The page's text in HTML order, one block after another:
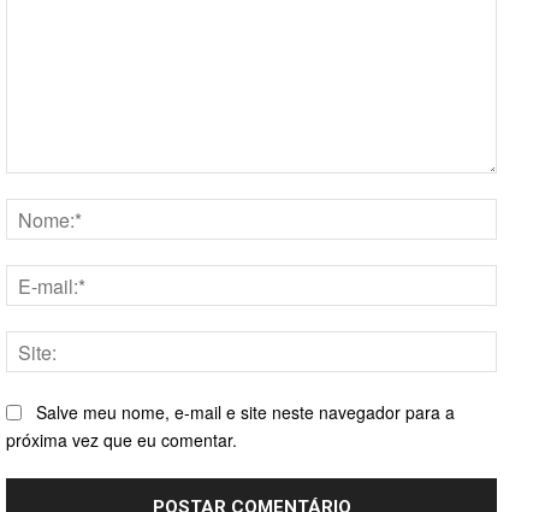
mail:*
Salve meu nome, e-mail e site neste navegador para a
próxima vez que eu comentar.